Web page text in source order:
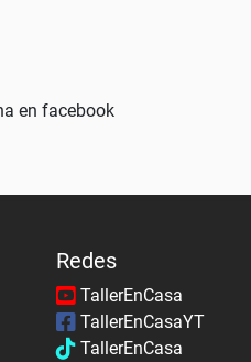
en facebook
Redes
TallerEnCasa
TallerEnCasaYT
TallerEnCasa